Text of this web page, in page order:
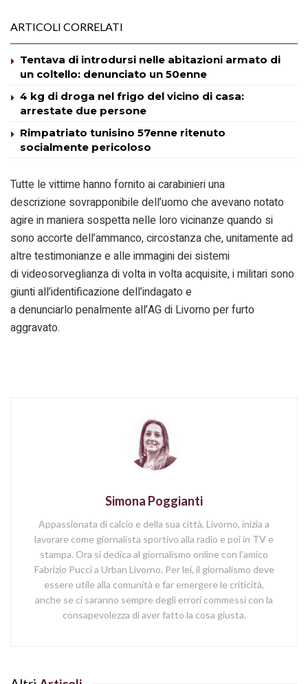
ARTICOLI CORRELATI
Tentava di introdursi nelle abitazioni armato di
un coltello: denunciato un 50enne
4 kg di droga nel frigo del vicino di casa:
arrestate due persone
Rimpatriato tunisino 57enne ritenuto
socialmente pericoloso
Tutte le vittime hanno fornito ai carabinieri una
descrizione sovrapponibile dell’uomo che avevano notato
agire in maniera sospetta nelle loro vicinanze quando si
sono accorte dell’ammanco, circostanza che, unitamente ad
altre testimonianze e alle immagini dei sistemi
di videosorveglianza di volta in volta acquisite, i militari sono
giunti all’identificazione dell’indagato e
a denunciarlo penalmente all’AG di Livorno per furto
aggravato.
Simona Poggianti
Appassionata di calcio e della sua città, Livorno, inizia a
lavorare come giornalista sportivo alla radio e poi in TV e
stampa. Ora si dedica al giornalismo online con l'amico
Fabrizio Pucci a Urban Livorno. Per lei, il giornalismo deve
essere utile alla comunità e far emergere le criticità,
anche se ci saranno sempre degli errori commessi con la
consapevolezza di aver fatto la cosa giusta.